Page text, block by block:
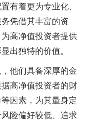
有着更为专业化、
凭借其丰富的资
高净值投资者提供
出独特的价值。
他们具备深厚的金
高净值投资者的财
因素，为其量身定
险偏好较低、追求